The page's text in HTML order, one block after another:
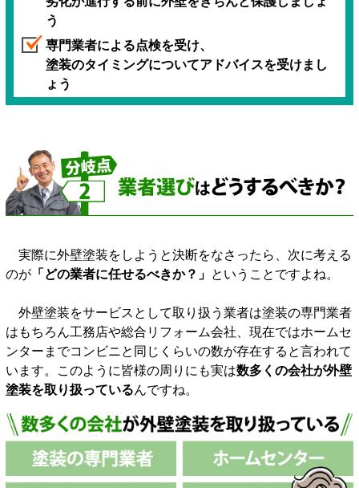
う
専門業者による点検を受け、
塗装のタイミングについてアドバイスを受けまし
ょう
実際に外壁塗装をしようと決断をなさったら、次に考える
のが 「どの業者に任せるべきか？」 ということですよね。
外壁塗装をサービスとして取り扱う業者は塗装の専門業者
はもちろん工務店や総合リフォーム会社、現在ではホームセ
ンターまでコンビニと同じくらいの数が存在すると言われて
います。このように皆様の周りにも実は数多くの会社が外壁
塗装を取り扱っているんですね。